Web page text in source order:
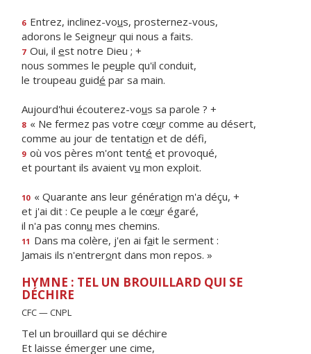
6 Entrez, inclinez-vous, prosternez-vous,
adorons le Seigneur qui nous a faits.
7 Oui, il est notre Dieu ; +
nous sommes le peuple qu'il conduit,
le troupeau guidé par sa main.
Aujourd'hui écouterez-vous sa parole ? +
8 « Ne fermez pas votre cœur comme au désert,
comme au jour de tentation et de défi,
9 où vos pères m'ont tenté et provoqué,
et pourtant ils avaient vu mon exploit.
10 « Quarante ans leur génération m'a déçu, +
et j'ai dit : Ce peuple a le cœur égaré,
il n'a pas connu mes chemins.
11 Dans ma colère, j'en ai fait le serment :
Jamais ils n'entreront dans mon repos. »
HYMNE : TEL UN BROUILLARD QUI SE
DÉCHIRE
CFC — CNPL
Tel un brouillard qui se déchire
Et laisse émerger une cime,